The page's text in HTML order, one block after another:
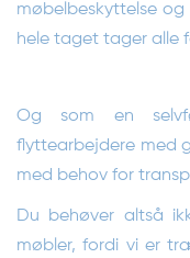
møbelbeskyttelse
hele taget tager alle
Og som en
flyttearbejdere med
med behov for
Du behøver altså
møbler, fordi vi er